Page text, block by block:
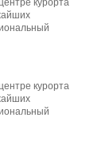
курорта
курорта